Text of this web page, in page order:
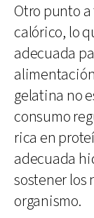
Otro punto
calórico, lo
adecuada
gelatina no
consumo
rica en
adecuada
sostener los
organismo.